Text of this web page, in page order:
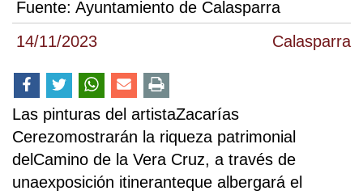
14/11/2023 Calasparra
Fuente: Ayuntamiento de Calasparra
Las pinturas del artistaZacarías
Cerezomostrarán la riqueza patrimonial
delCamino de la Vera Cruz, a través de
unaexposición itineranteque albergará el